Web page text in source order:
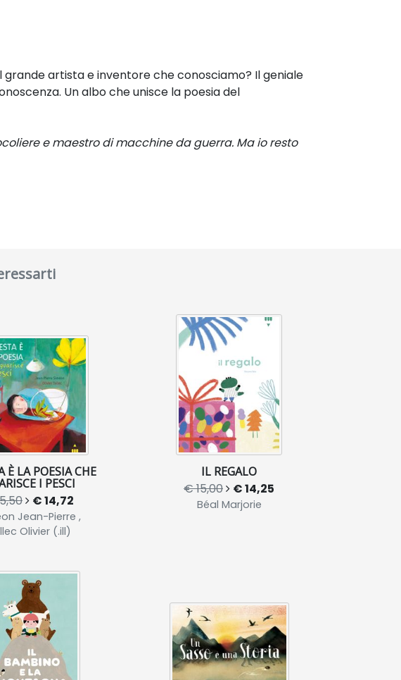
grande artistae inventore che conosciamo? Il geniale
Un albo che unisce la poesia del
e maestro di macchine da guerra. Ma io resto
È LA POESIA CHE
I PESCI
€ 14,72
Jean-Pierre ,
Olivier (.ill)
IL REGALO
€ 15,00 € 14,25
Béal Marjorie